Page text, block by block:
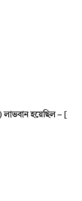
লাভবান হয়েছিল – [